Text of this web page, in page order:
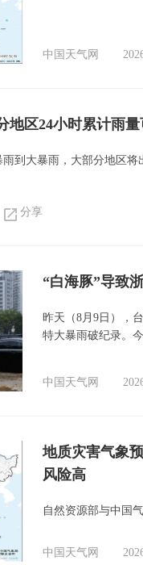
中国天气网
地区24小时累计雨量
到大暴雨，大部分地区
分享
“白海豚”导致
昨天（8月9日），
特大暴雨破纪录。
中国天气网
地质灾害气象
风险高
自然资源部与中国
中国天气网